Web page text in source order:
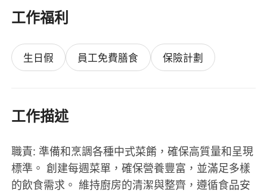
工作福利
生日假 員工免費膳食 保險計劃
工作描述
職責: 準備和烹調各種中式菜餚，確保高質量和呈現
標準。 創建每週菜單，確保營養豐富，並滿足多樣
的飲食需求。 維持廚房的清潔與整齊，遵循食品安